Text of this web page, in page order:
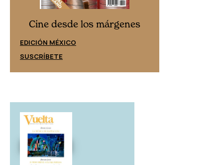
Cine desde los márgenes
EDICIÓN MÉXICO
SUSCRÍBETE